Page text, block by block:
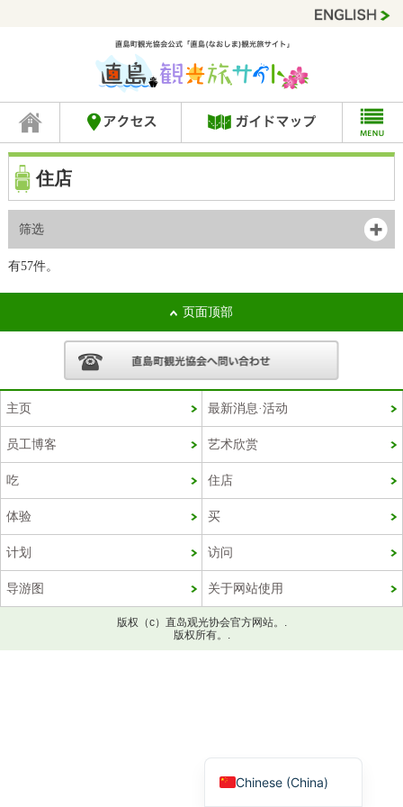
住店
筛选
有57件。
页面顶部
主页 最新消息·活动
员工博客 艺术欣赏
吃 住店
体验 买
计划 访问
导游图 关于网站使用
版权（c）直岛观光协会官方网站。.
版权所有。.
Chinese (China)